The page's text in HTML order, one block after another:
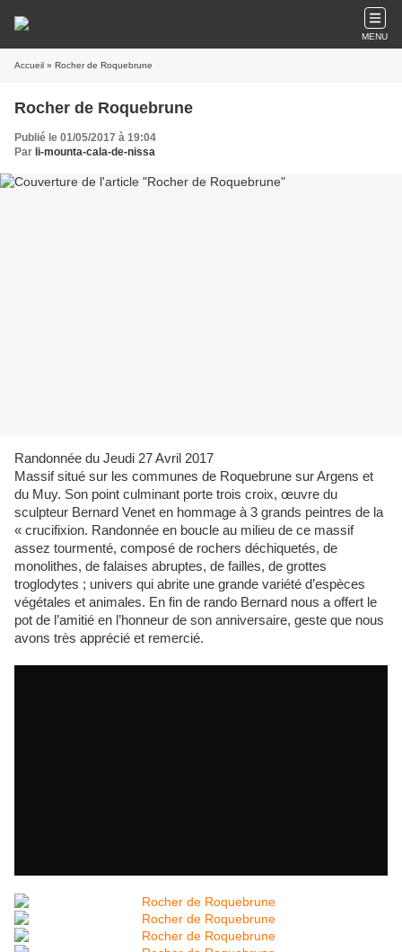
MENU
Accueil » Rocher de Roquebrune
Rocher de Roquebrune
Publié le 01/05/2017 à 19:04
Par li-mounta-cala-de-nissa
Randonnée du Jeudi 27 Avril 2017
Massif situé sur les communes de Roquebrune sur Argens et
du Muy. Son point culminant porte trois croix, œuvre du
sculpteur Bernard Venet en hommage à 3 grands peintres de la
« crucifixion. Randonnée en boucle au milieu de ce massif
assez tourmenté, composé de rochers déchiquetés, de
monolithes, de falaises abruptes, de failles, de grottes
troglodytes ; univers qui abrite une grande variété d’espèces
végétales et animales. En fin de rando Bernard nous a offert le
pot de l’amitié en l’honneur de son anniversaire, geste que nous
avons très apprécié et remercié.